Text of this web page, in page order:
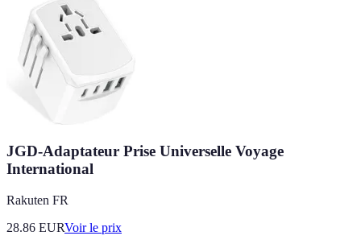
JGD-Adaptateur Prise Universelle Voyage
International
Rakuten FR
28.86 EURVoir le prix